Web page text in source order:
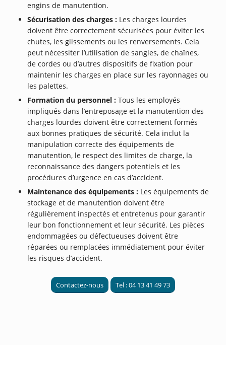
engins de manutention.
Sécurisation des charges : Les charges lourdes
doivent être correctement sécurisées pour éviter les
chutes, les glissements ou les renversements. Cela
peut nécessiter l’utilisation de sangles, de chaînes,
de cordes ou d’autres dispositifs de fixation pour
maintenir les charges en place sur les rayonnages ou
les palettes.
Formation du personnel : Tous les employés
impliqués dans l’entreposage et la manutention des
charges lourdes doivent être correctement formés
aux bonnes pratiques de sécurité. Cela inclut la
manipulation correcte des équipements de
manutention, le respect des limites de charge, la
reconnaissance des dangers potentiels et les
procédures d’urgence en cas d’accident.
Maintenance des équipements : Les équipements de
stockage et de manutention doivent être
régulièrement inspectés et entretenus pour garantir
leur bon fonctionnement et leur sécurité. Les pièces
endommagées ou défectueuses doivent être
réparées ou remplacées immédiatement pour éviter
les risques d’accident.
Contactez-nous Tel : 04 13 41 49 73